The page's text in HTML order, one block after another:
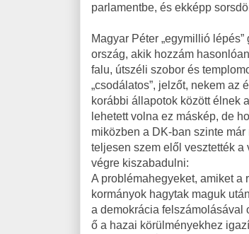
parlamentbe, és ekképp
Magyar Péter „egymillió
ország, akik hozzám
falu, útszéli szobor és
„csodálatos”, jelzőt, nekem az
korábbi állapotok között élnek
lehetett volna ez máskép, de
miközben a DK-ban szinte
teljesen szem elől vesztették
végre kiszabadulni:
A problémahegyeket, amiket a
kormányok hagytak maguk
a demokrácia felszámolásával
ő a hazai körülményekhez